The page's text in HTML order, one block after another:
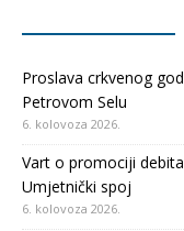
Proslava crkvenog
Petrovom Selu
6. kolovoza 2026.
Vart o promociji
Umjetnički spoj
6. kolovoza 2026.